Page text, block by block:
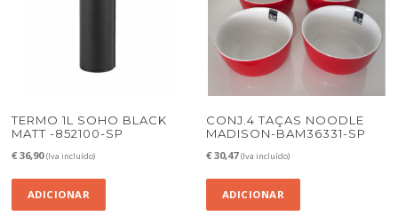
TERMO 1L SOHO BLACK
MATT -852100-SP
€ 36,90 (Iva incluído)
ADICIONAR
CONJ.4 TAÇAS NOODLE
MADISON-BAM36331-SP
€ 30,47 (Iva incluído)
ADICIONAR